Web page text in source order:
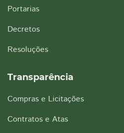
Portarias
Decretos
Resoluções
Transparência
Compras e Licitações
Contratos e Atas